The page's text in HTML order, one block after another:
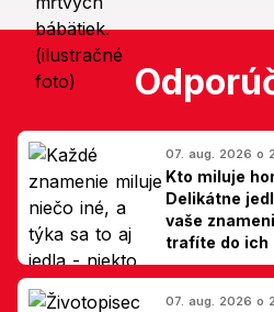
07. aug. 2026 o
Kto miluje
Delikátne
vaše
trafíte do ich
07. aug. 2026 o